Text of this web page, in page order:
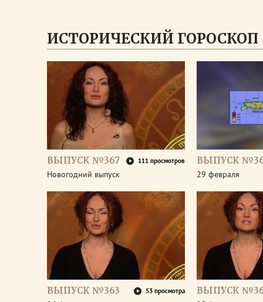
ИСТОРИЧЕСКИЙ ГОРОСКОП
ВЫПУСК №367 111 просмотров
Новогодний выпуск
ВЫПУСК
29 февраля
ВЫПУСК №363 53 просмотра ВЫПУСК